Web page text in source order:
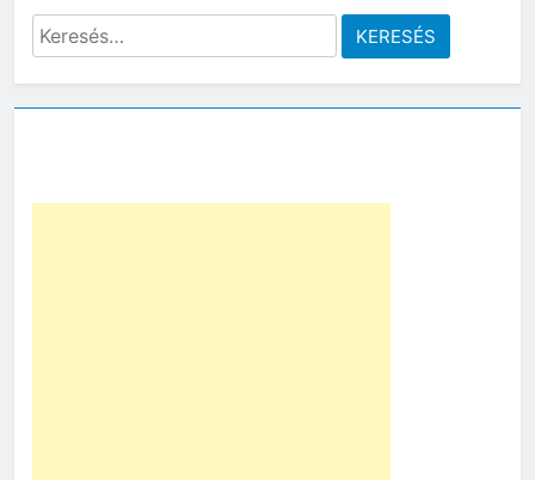
Keresés: